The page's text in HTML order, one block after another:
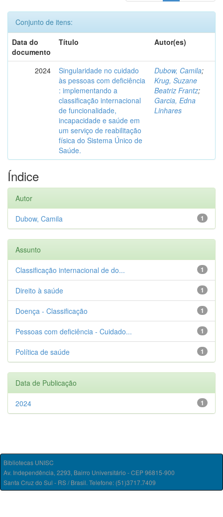
Conjunto de itens:
Data do
documento
Título Autor(es)
2024
Singularidade no cuidado
às pessoas com deficiência
: implementando a
classificação internacional
de funcionalidade,
incapacidade e saúde em
um serviço de reabilitação
física do Sistema Único de
Saúde.
Dubow, Camila;
Krug, Suzane
Beatriz Frantz;
Garcia, Edna
Linhares
Índice
Autor
1
Dubow, Camila
Assunto
1
Classificação internacional de do...
1
Direito à saúde
1
Doença - Classificação
1
Pessoas com deficiência - Cuidado...
1
Política de saúde
Data de Publicação
1
2024
Bibliotecas UNISC
Av. Independência, 2293, Bairro Universitário - CEP 96815-900
Santa Cruz do Sul - RS / Brasil. Telefone: (51)3717.7409